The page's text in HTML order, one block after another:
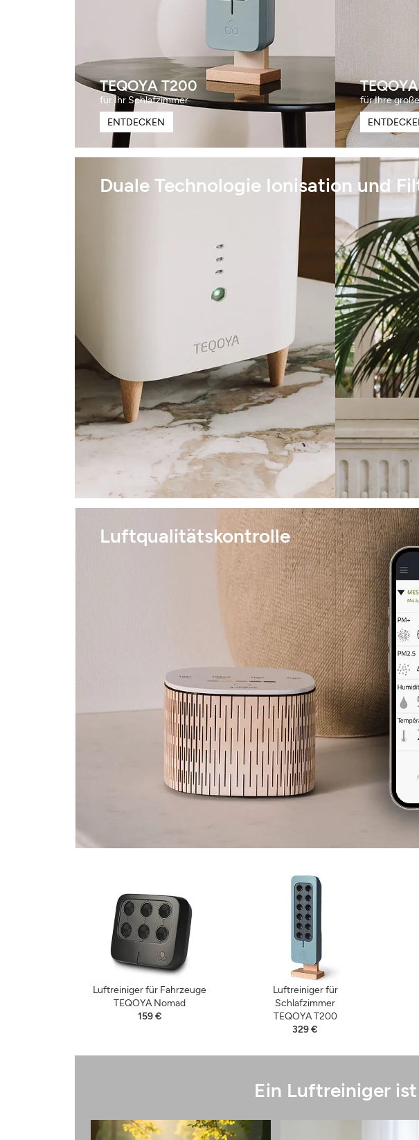
TEQOYA T200
für Ihr Schlafzimmer
ENTDECKEN
für Ihre
Duale Technologie Ionisation und
Luftqualitätskontrolle
Luftreiniger für Fahrzeuge
TEQOYA Nomad
159 €
Luftreiniger für
Schlafzimmer
TEQOYA T200
329 €
Ein Luftreiniger